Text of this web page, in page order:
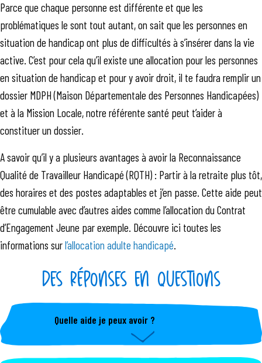
Parce que chaque personne est différente et que les
problématiques le sont tout autant, on sait que les personnes en
situation de handicap ont plus de difficultés à s’insérer dans la vie
active. C’est pour cela qu’il existe une allocation pour les personnes
en situation de handicap et pour y avoir droit, il te faudra remplir un
dossier MDPH (Maison Départementale des Personnes Handicapées)
et à la Mission Locale, notre référente santé peut t’aider à
constituer un dossier.
A savoir qu’il y a plusieurs avantages à avoir la Reconnaissance
Qualité de Travailleur Handicapé (RQTH) : Partir à la retraite plus tôt,
des horaires et des postes adaptables et j’en passe. Cette aide peut
être cumulable avec d’autres aides comme l’allocation du Contrat
d’Engagement Jeune par exemple. Découvre ici toutes les
informations surl’allocation adulte handicapé.
DES RÉPONSES EN QUESTIONS
Quelle aide je peux avoir ?
En fonction de ta situation, ton conseiller Mission
Locale t'indiquera ce à quoi tu peux prétendre selon